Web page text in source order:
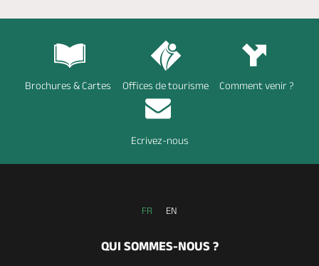
Brochures & Cartes Offices de tourisme Comment venir ?
Ecrivez-nous
FR EN
QUI SOMMES-NOUS ?